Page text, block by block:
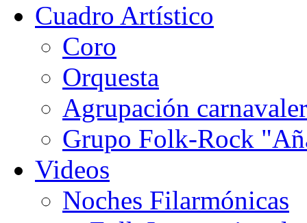
Cuadro Artístico
Coro
Orquesta
Agrupación
Grupo Folk-Rock
Videos
Noches Filarmónicas